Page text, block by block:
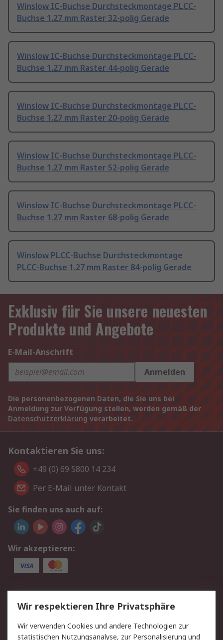
Winslow IC-Buchse Durchsteckmontage PLCC-
Buchse 1.27 mm Raster 32-polig Gerade
Winslow IC-Buchse Durchsteckmontage PLCC-
Buchse 1.27 mm Raster 44-polig Gerade
Winslow IC-Buchse Durchsteckmontage PLCC-
Buchse 1.27 mm Raster 20-polig Gerade
Winslow IC-Buchse Durchsteckmontage PLCC-
Buchse 1.27 mm Raster 52-polig Gerade
Winslow IC-Buchse Durchsteckmontage PLCC-
Buchse 1.27 mm Raster 68-polig Gerade
Winslow PLCC-Buchse Durchsteckmontage
PLCC-Buchse 1.27 mm Raster 84-polig Gerade
Exklusiv für Sie unsere neuesten
Produkte und Angebote
E-Mail-Anschrift
Anmelden
Die personenbezogenen Daten, die Sie uns bei
Anmeldung zur Verfügung stellen, werden gemäß der
Datenschutzerklärung verarbeitet.
Kontaktieren Sie uns:
+49 (0) 69 5800 14 234
Per E-Mail unter Kontakt
Sie finden uns auch auf:
Wir akzeptieren:
Service
Value Added Services
Lieferlösungen
Rücksendungen
Kontakt
Wir respektieren Ihre Privatsphäre
Wir verwenden Cookies und andere Technologien zur
statistischen Nutzungsanalyse, zur Personalisierung und